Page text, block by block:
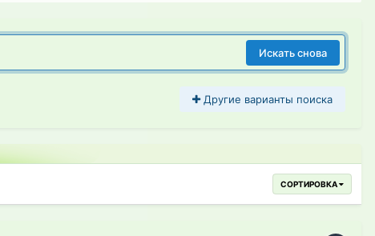
Искать снова
Другие варианты поиска
СОРТИРОВКА